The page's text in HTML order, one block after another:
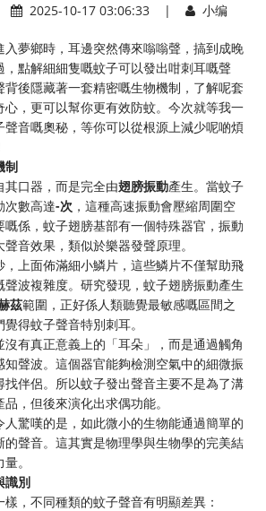
2025-10-17 03:06:33 | 小编
入夢鄉時，耳邊突然傳來嗡嗡聲，搞到成晚
點解細細隻嘅蚊子可以發出咁刺耳嘅聲
後隱藏著一套精密嘅生物機制，了解呢套
，更可以幫你更有效防蚊。今次就等我一
音嘅奧秘，等你可以從根源上減少呢啲煩
制​
其口器，而是完全由​​翅膀振動​​產生。當蚊子
次數高達​​-次​ ​，這種高速振動會壓縮周圍空
係，蚊子翅膀基部有一個特殊器官，振動
音效果，類似於樂器發聲原理。
上面佈滿細小鱗片，這些鱗片不僅幫助飛
波複雜度。研究發現，蚊子翅膀振動產生
茲​​範圍，正好係人類聽覺最敏感嘅區間之
得蚊子聲音特別刺耳。
有真正意義上的「耳朵」，而是通過觸角
知聲波。這個器官能夠檢測空氣中的細微振
伴侶。所以蚊子發出聲音主要不是為了溝
，但後來演化出求偶功能。
人驚嘆的是，如此微小的生物能通過簡單的
聲音。這其實是物理學與生物學的完美結
。
識別​
，不同種類的蚊子聲音有明顯差異：